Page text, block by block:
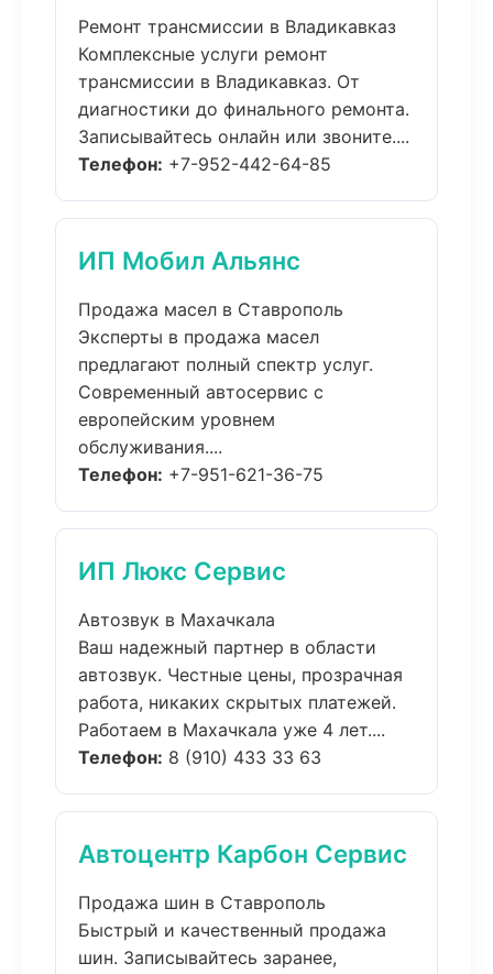
Ремонт трансмиссии в Владикавказ
Комплексные услуги ремонт
трансмиссии в Владикавказ. От
диагностики до финального ремонта.
Записывайтесь онлайн или звоните....
Телефон: +7-952-442-64-85
ИП Мобил Альянс
Продажа масел в Ставрополь
Эксперты в продажа масел
предлагают полный спектр услуг.
Современный автосервис с
европейским уровнем
обслуживания....
Телефон: +7-951-621-36-75
ИП Люкс Сервис
Автозвук в Махачкала
Ваш надежный партнер в области
автозвук. Честные цены, прозрачная
работа, никаких скрытых платежей.
Работаем в Махачкала уже 4 лет....
Телефон: 8 (910) 433 33 63
Автоцентр Карбон Сервис
Продажа шин в Ставрополь
Быстрый и качественный продажа
шин. Записывайтесь заранее,